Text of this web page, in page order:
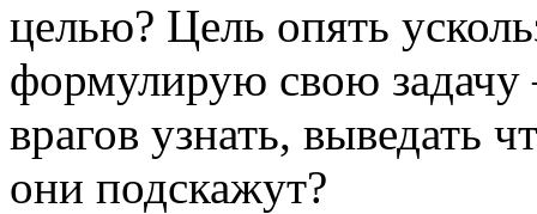
целью? Цель опять
формулирую свою задачу
врагов узнать, выведать
они подскажут?